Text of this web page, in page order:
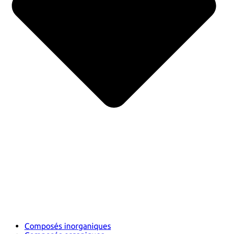
Composés inorganiques